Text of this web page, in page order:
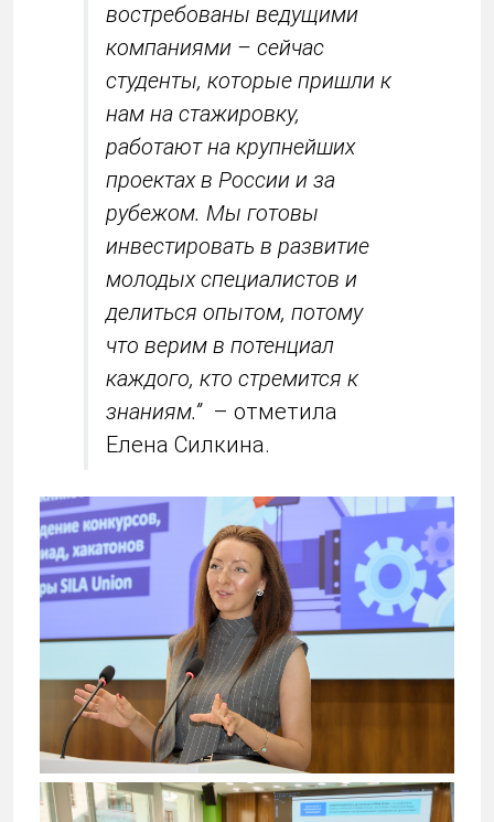
востребованы ведущими
компаниями – сейчас
студенты, которые пришли к
нам на стажировку,
работают на крупнейших
проектах в России и за
рубежом. Мы готовы
инвестировать в развитие
молодых специалистов и
делиться опытом, потому
что верим в потенциал
каждого, кто стремится к
знаниям.” – отметила
Елена Силкина.